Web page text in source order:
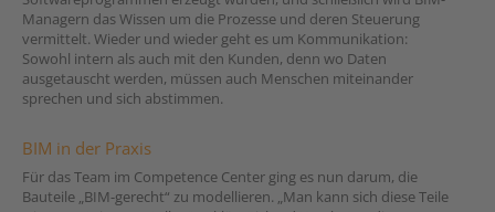
Managern das Wissen um die Prozesse und deren Steuerung
vermittelt. Wieder und wieder geht es um Kommunikation:
Sowohl intern als auch mit den Kunden, denn wo Daten
ausgetauscht werden, müssen auch Menschen miteinander
sprechen und sich abstimmen.
BIM in der Praxis
Für das Team im Competence Center ging es nun darum, die
Bauteile „BIM-gerecht“ zu modellieren. „Man kann sich diese Teile